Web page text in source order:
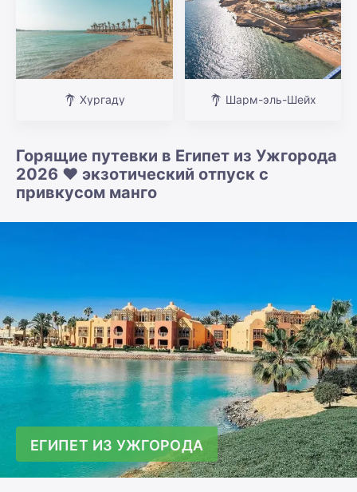
Хургаду Шарм-эль-Шейх
Горящие путевки в Египет из Ужгорода
2026 ❤️ экзотический отпуск с
привкусом манго
ЕГИПЕТ ИЗ УЖГОРОДА